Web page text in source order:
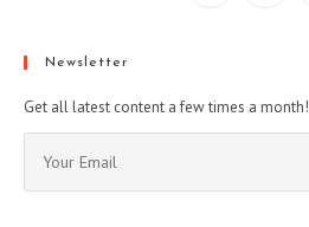
Newsletter
Get all latest content a few times a month!